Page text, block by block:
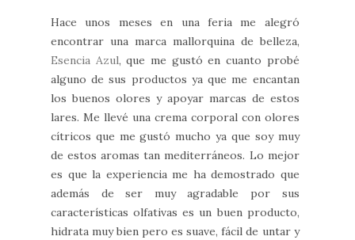
Hace unos meses en una feria me alegró
encontrar una marca mallorquina de belleza,
Esencia Azul, que me gustó en cuanto probé
alguno de sus productos ya que me encantan
los buenos olores y apoyar marcas de estos
lares. Me llevé una crema corporal con olores
cítricos que me gustó mucho ya que soy muy
de estos aromas tan mediterráneos. Lo mejor
es que la experiencia me ha demostrado que
además de ser muy agradable por sus
características olfativas es un buen producto,
hidrata muy bien pero es suave, fácil de untar y